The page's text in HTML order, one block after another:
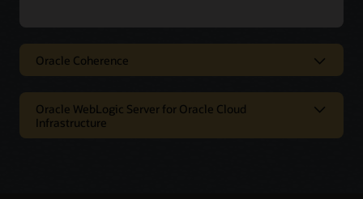
Oracle Coherence
lider dağıtılmış önbelleğe alma
çözümü
Oracle WebLogic Server for Oracle Cloud
Infrastructure